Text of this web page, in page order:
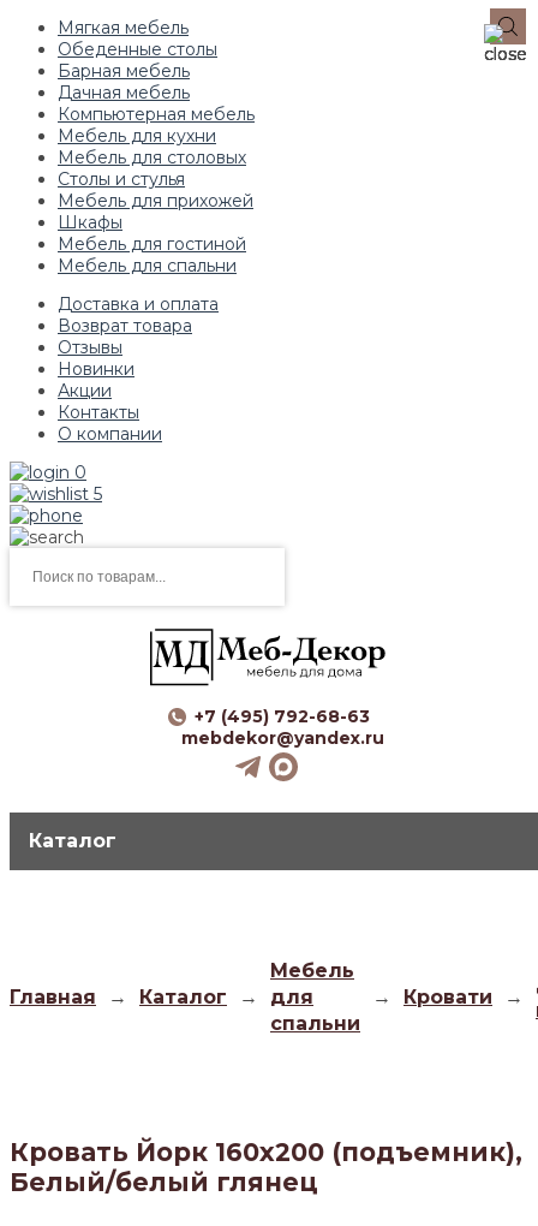
Мягкая мебель
Обеденные столы
Барная мебель
Дачная мебель
Компьютерная мебель
Мебель для кухни
Мебель для столовых
Столы и стулья
Мебель для прихожей
Шкафы
Мебель для гостиной
Мебель для спальни
Доставка и оплата
Возврат товара
Отзывы
Новинки
Акции
Контакты
О компании
0
5
товаров
+7 (495) 792-68-63
mebdekor@yandex.ru
Каталог
Главная → Каталог →
Мебель
для
спальни
→ Кровати →
Кровать Йорк 160х200 (подъемник),
Белый/белый глянец